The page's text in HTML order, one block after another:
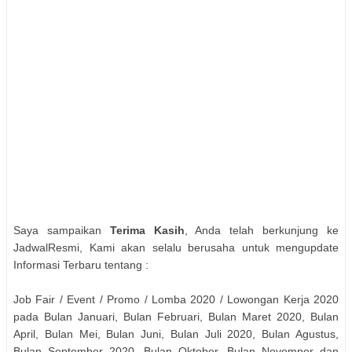
Saya sampaikan Terima Kasih , Anda telah berkunjung ke
JadwalResmi, Kami akan selalu berusaha untuk mengupdate
Informasi Terbaru tentang :
Job Fair / Event / Promo / Lomba 2020 / Lowongan Kerja 2020
pada Bulan Januari, Bulan Februari, Bulan Maret 2020, Bulan
April, Bulan Mei, Bulan Juni, Bulan Juli 2020, Bulan Agustus,